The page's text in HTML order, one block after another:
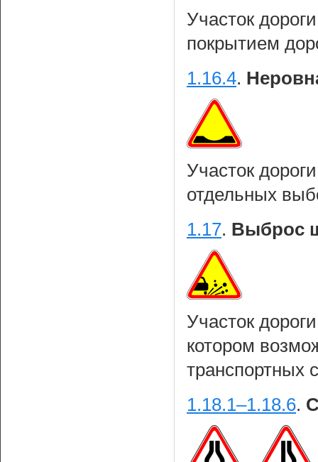
Участок
покрытием
1.16.4.
Участок
отдельных
1.17. Выброс
Участок
котором
транспортных
1.18.1–1.18.6.